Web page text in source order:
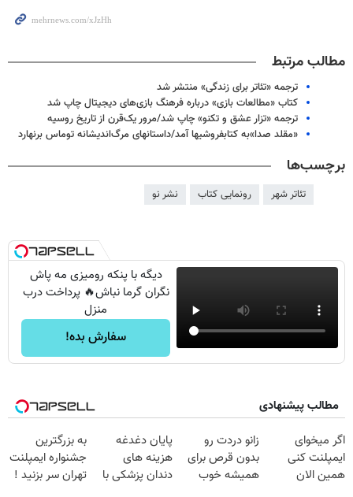
مطالب مرتبط
ترجمه «تئاتر برای زندگی» منتشر شد
کتاب «مطالعات بازی» درباره فرهنگ بازی‌های دیجیتال چاپ شد
ترجمه «تزار عشق و تکنو» چاپ شد/مرور یک‌قرن از تاریخ روسیه
«مقلد صدا»به کتابفروشیها آمد/داستانهای مرگ‌اندیشانه توماس برنهارد
برچسب‌ها
تئاتر شهر رونمایی کتاب نشر نو
دیگه با پنکه رومیزی مه پاش
نگران گرما نباش🔥 پرداخت درب
منزل
سفارش بده!
مطالب پیشنهادی
اگر میخوای
ایمپلنت کنی
همین الان
زانو دردت رو
بدون قرص برای
همیشه خوب
پایان دغدغه
هزینه های
دندان پزشکی با
به بزرگترین
جشنواره ایمپلنت
تهران سر بزنید !